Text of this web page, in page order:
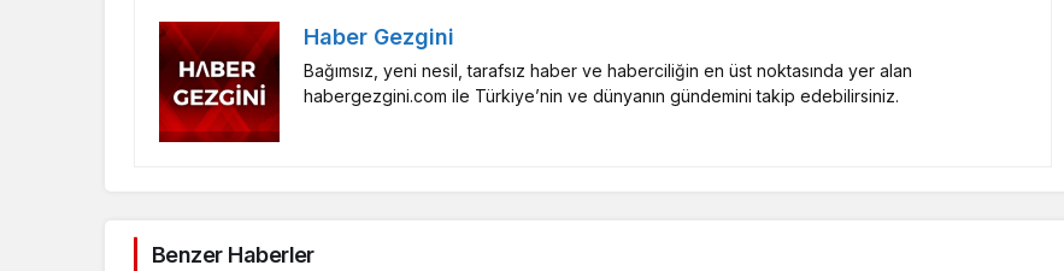
Haber Gezgini
Bağımsız, yeni nesil, tarafsız haber ve haberciliğin en üst noktasında yer alan
habergezgini.com ile Türkiye’nin ve dünyanın gündemini takip edebilirsiniz.
Benzer Haberler